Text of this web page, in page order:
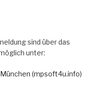
sind über das
unter:
(mpsoft4u.info)